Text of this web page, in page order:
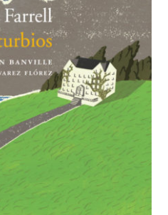
BUSCAR
LISTA DE LIBROS